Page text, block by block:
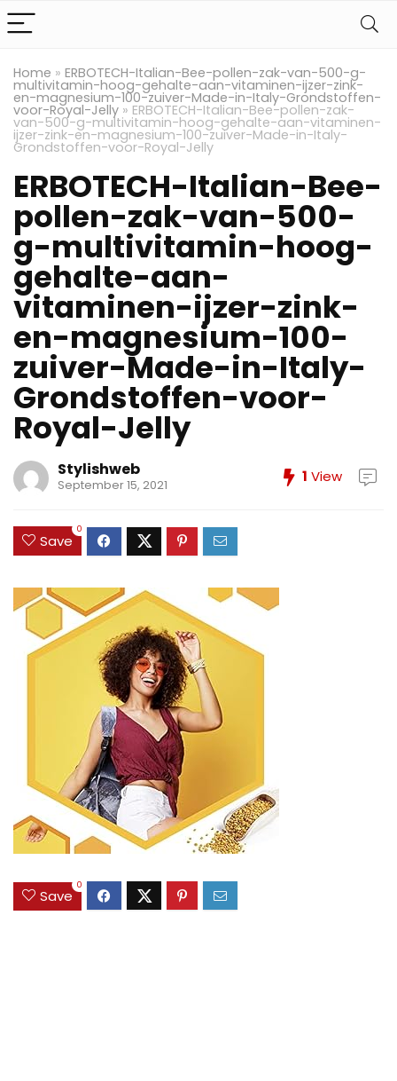
Home » ERBOTECH-Italian-Bee-pollen-zak-van-500-g-
multivitamin-hoog-gehalte-aan-vitaminen-ijzer-zink-
en-magnesium-100-zuiver-Made-in-Italy-Grondstoffen-
voor-Royal-Jelly » ERBOTECH-Italian-Bee-pollen-zak-
van-500-g-multivitamin-hoog-gehalte-aan-vitaminen-
ijzer-zink-en-magnesium-100-zuiver-Made-in-Italy-
Grondstoffen-voor-Royal-Jelly
ERBOTECH-Italian-Bee-
pollen-zak-van-500-
g-multivitamin-hoog-
gehalte-aan-
vitaminen-ijzer-zink-
en-magnesium-100-
zuiver-Made-in-Italy-
Grondstoffen-voor-
Royal-Jelly
Stylishweb
September 15, 2021 1 View
Save
0
Save
0